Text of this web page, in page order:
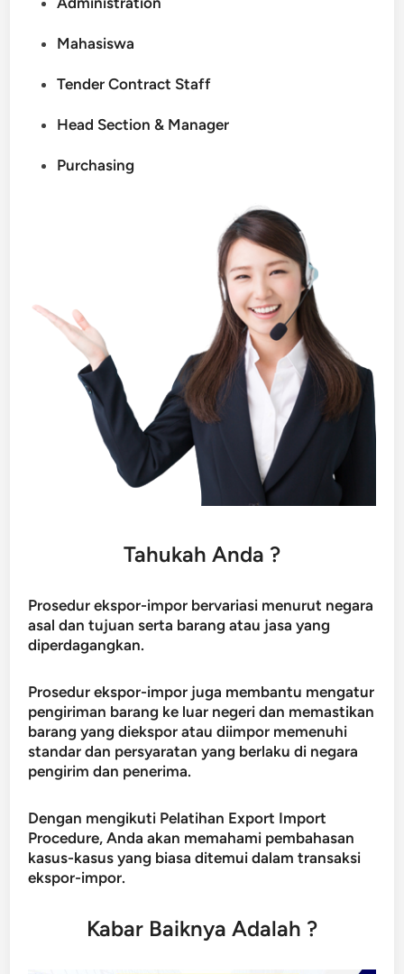
Mahasiswa
Tender Contract Staff
Head Section & Manager
Purchasing
Tahukah Anda ?
Prosedur ekspor-impor bervariasi menurut negara
asal dan tujuan serta barang atau jasa yang
diperdagangkan.
Prosedur ekspor-impor juga membantu mengatur
pengiriman barang ke luar negeri dan memastikan
barang yang diekspor atau diimpor memenuhi
standar dan persyaratan yang berlaku di negara
pengirim dan penerima.
Dengan mengikuti Pelatihan Export Import
Procedure, Anda akan memahami pembahasan
kasus-kasus yang biasa ditemui dalam transaksi
ekspor-impor.
Kabar Baiknya Adalah ?